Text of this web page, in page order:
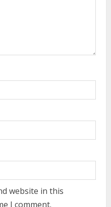
website in this
I comment.